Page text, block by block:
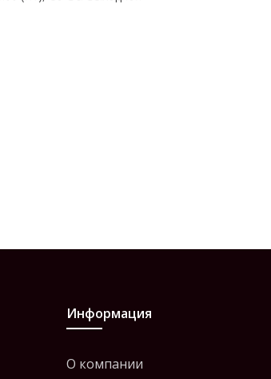
Информация
О компании